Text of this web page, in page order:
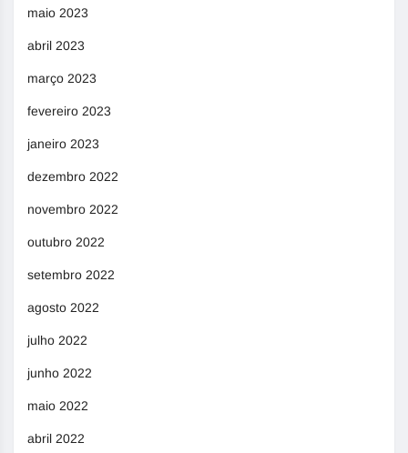
maio 2023
abril 2023
março 2023
fevereiro 2023
janeiro 2023
dezembro 2022
novembro 2022
outubro 2022
setembro 2022
agosto 2022
julho 2022
junho 2022
maio 2022
abril 2022